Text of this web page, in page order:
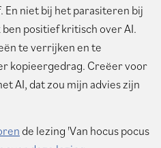
En niet bij het parasiteren bij
positief kritisch over AI.
te verrijken en te
kopieergedrag. Creëer voor
AI, dat zou mijn advies zijn
de lezing 'Van hocus pocus